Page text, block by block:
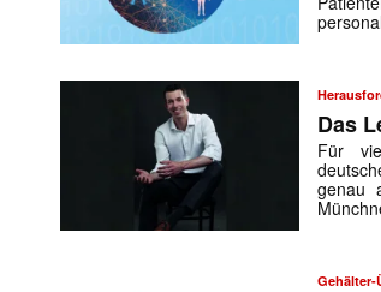
Das
Für
genau
Gehälter-